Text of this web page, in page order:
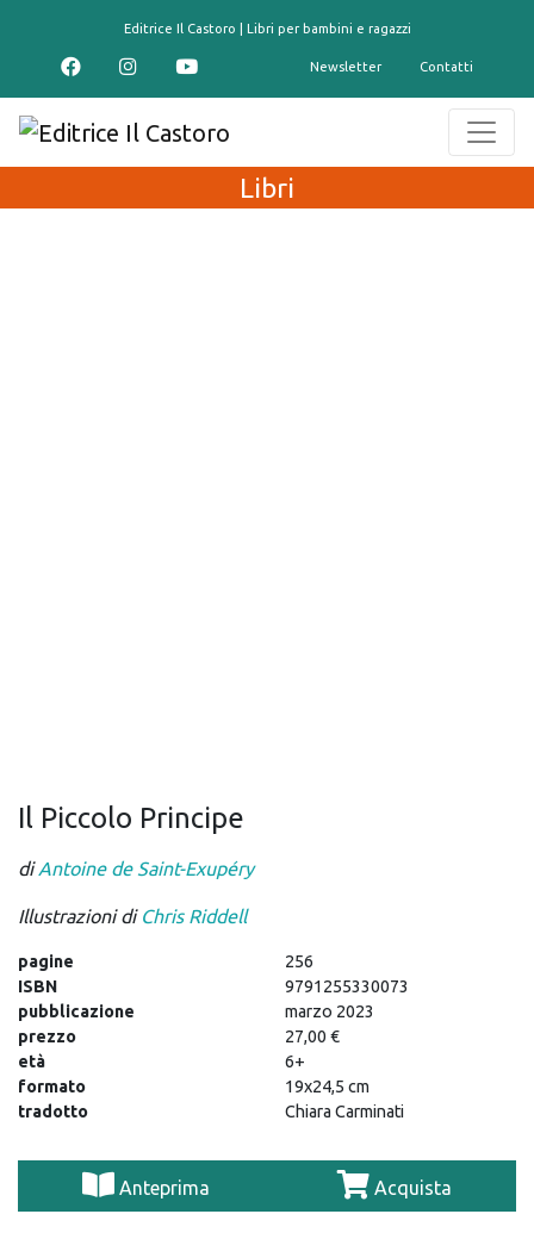
Editrice Il Castoro | Libri per bambini e ragazzi
Newsletter Contatti
Libri
Il Piccolo Principe
diAntoine de Saint-Exupéry
Illustrazioni di Chris Riddell
pagine
256
ISBN
9791255330073
pubblicazione
marzo 2023
prezzo
27,00 €
età
6+
formato
19x24,5 cm
tradotto
Chiara Carminati
Anteprima Acquista